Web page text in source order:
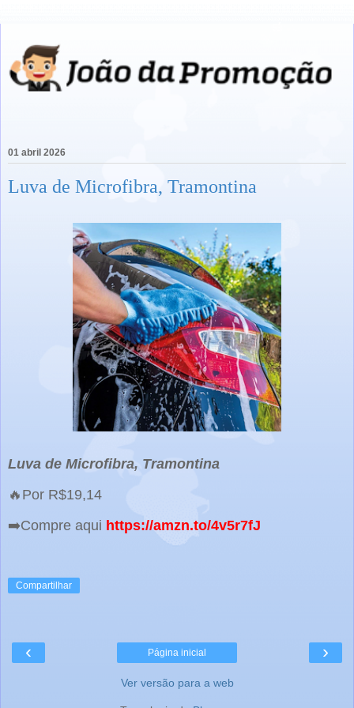
01 abril 2026
Luva de Microfibra, Tramontina
Luva de Microfibra, Tramontina
🔥Por R$19,14
➡️Compre aqui https://amzn.to/4v5r7fJ
Compartilhar
‹ ›
Página inicial
Ver versão para a web